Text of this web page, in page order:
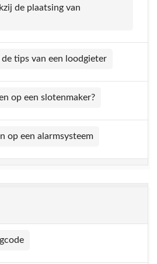
de plaatsing van
tips van een loodgieter
op een slotenmaker?
op een alarmsysteem